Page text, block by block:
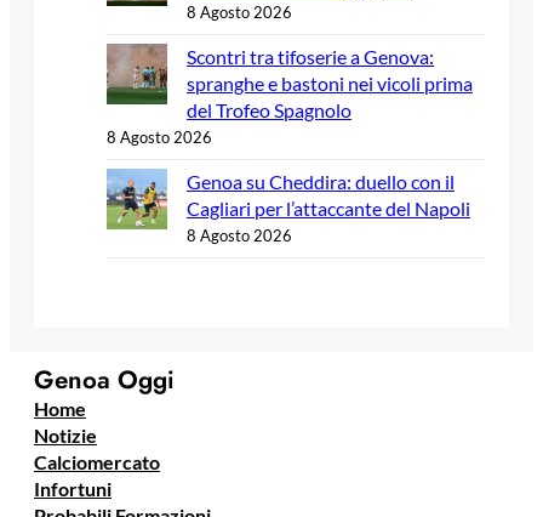
8 Agosto 2026
Scontri tra tifoserie a Genova:
spranghe e bastoni nei vicoli prima
del Trofeo Spagnolo
8 Agosto 2026
Genoa su Cheddira: duello con il
Cagliari per l’attaccante del Napoli
8 Agosto 2026
Genoa Oggi
Home
Notizie
Calciomercato
Infortuni